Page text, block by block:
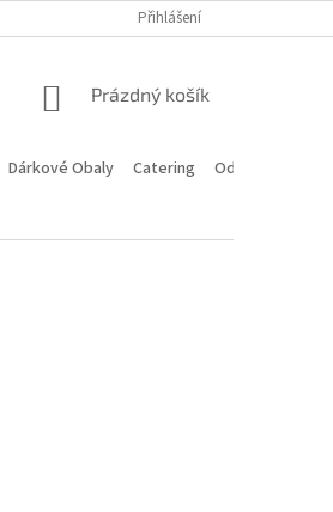
HODNOCENÍ OBCHODU
Přihlášení
NÁKUPNÍ
Prázdný košík
Dárkové Obaly Catering
Odstoupení od